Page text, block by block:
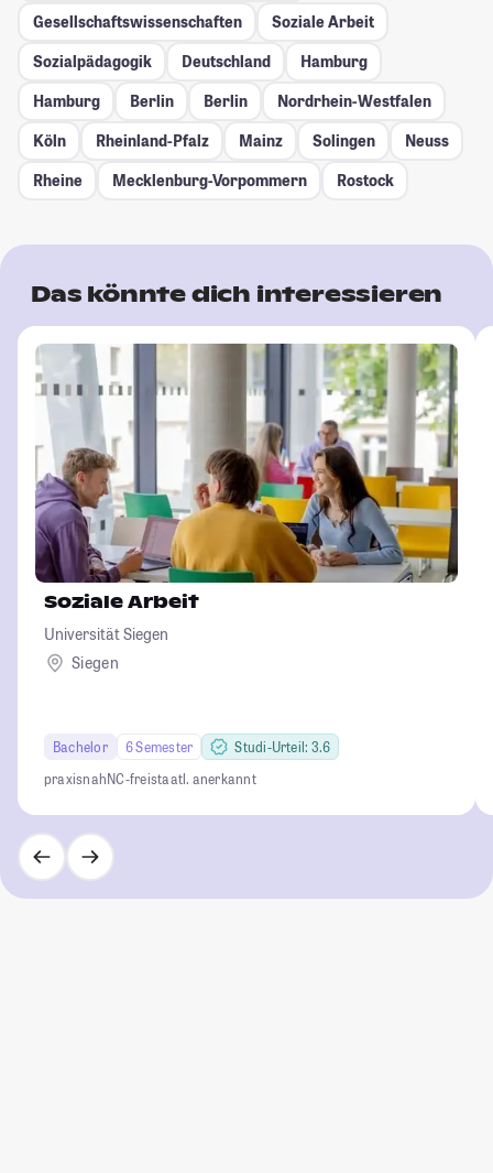
Gesellschafts­wissenschaften
Soziale Arbeit
Sozialpädagogik
Deutschland
Hamburg
Hamburg
Berlin Berlin
Nordrhein-Westfalen
Köln
Rheinland-Pfalz Mainz Solingen
Neuss
Rheine
Mecklenburg-Vorpommern Rostock
Das könnte dich interessieren
Soziale Arbeit
Universität Siegen
Siegen
Bachelor 6 Semester
Studi-Urteil: 3.6
praxisnahNC-freistaatl. anerkannt